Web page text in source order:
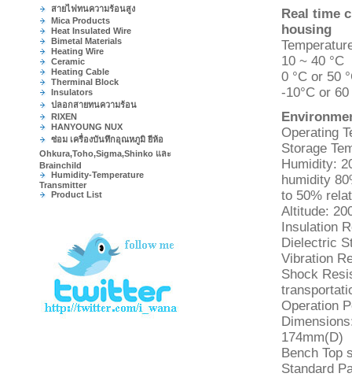
สายไฟทนความร้อนสูง
Mica Products
Heat Insulated Wire
Bimetal Materials
Heating Wire
Ceramic
Heating Cable
Therminal Block
Insulators
ปลอกสายทนความร้อน
RIXEN
HANYOUNG NUX
ซ่อม เครื่องบันทึกอุณหภูมิ ยีห้อ
Ohkura,Toho,Sigma,Shinko และ
Brainchild
Humidity-Temperature
Transmitter
Product List
Real time
housing
10 ~ 40
0 °C or
-10°C or
Operating
Storage
Humidity:
humidity
to 50%
Altitude:
Insulation
Dielectric
Vibration
Shock
Operation
174mm(D)
Bench Top
Standard